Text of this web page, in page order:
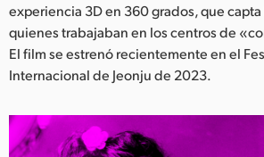
United Kingdom
United States
experiencia 3D en 360 grados, que
quienes trabajaban en los centros de
El film se estrenó recientemente en el
Internacional de Jeonju de 2023.